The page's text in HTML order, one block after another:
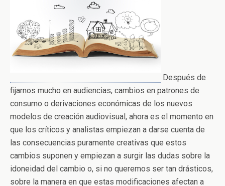
Después de
fijarnos mucho en audiencias, cambios en patrones de
consumo o derivaciones económicas de los nuevos
modelos de creación audiovisual, ahora es el momento en
que los críticos y analistas empiezan a darse cuenta de
las consecuencias puramente creativas que estos
cambios suponen y empiezan a surgir las dudas sobre la
idoneidad del cambio o, si no queremos ser tan drásticos,
sobre la manera en que estas modificaciones afectan a